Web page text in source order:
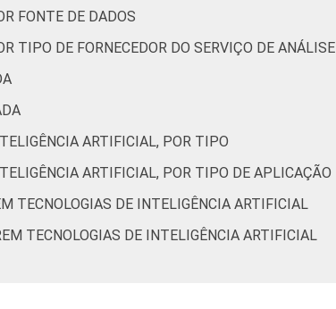
FONTE DE DADOS
TIPO DE FORNECEDOR DO SERVIÇO DE ANÁLISE
ARTIFICIAL, POR TIPO
ARTIFICIAL, POR TIPO DE APLICAÇÃO
TECNOLOGIAS DE INTELIGÊNCIA ARTIFICIAL
TECNOLOGIAS DE INTELIGÊNCIA ARTIFICIAL